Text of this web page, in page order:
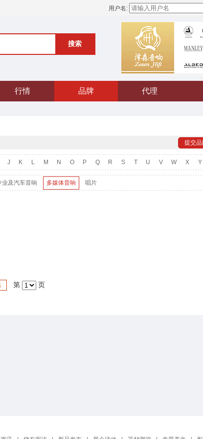
用户名:
搜索
行情 品牌 代理
提交
J K L M N O P Q R S T U V W X Y
业及汽车音响 多媒体音响 唱片
第 页